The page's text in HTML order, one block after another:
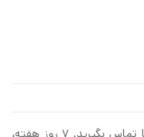
جهت خرید حضوری و بازدید از شوروم ایکیا تماس بگیرید. ۷ روز هفته،